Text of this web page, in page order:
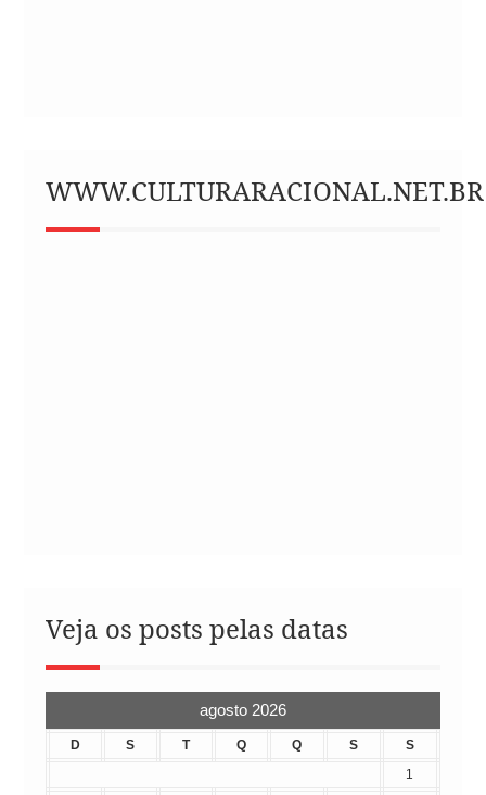
WWW.CULTURARACIONAL.NET.BR
Veja os posts pelas datas
agosto 2026
D S T Q Q S
S
1